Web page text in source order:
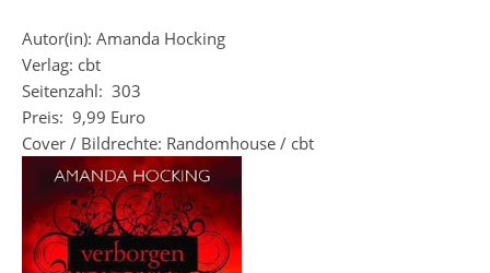
Autor(in): Amanda Hocking
Verlag: cbt
Seitenzahl: 303
Preis: 9,99 Euro
Cover / Bildrechte: Randomhouse / cbt